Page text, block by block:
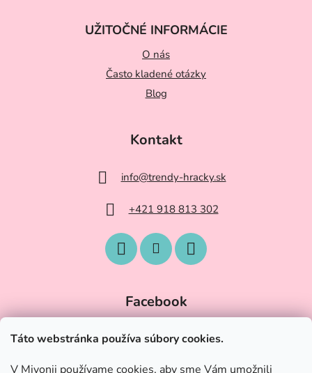
Táto webstránka používa súbory cookies.
V Mivonii používame cookies, aby sme Vám umožnili
UŽITOČNÉ INFORMÁCIE
O nás
Často kladené otázky
Blog
Kontakt
info@trendy-hracky.sk
+421 918 813 302
Facebook